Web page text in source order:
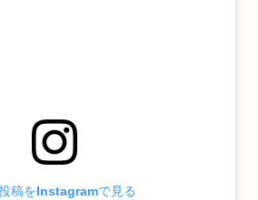
稿をInstagramで見る